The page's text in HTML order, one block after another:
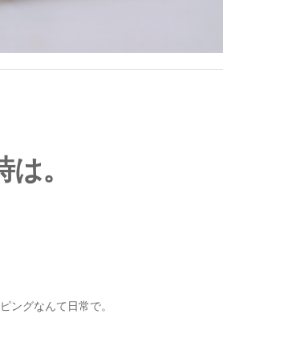
。
ングなんて日常で。